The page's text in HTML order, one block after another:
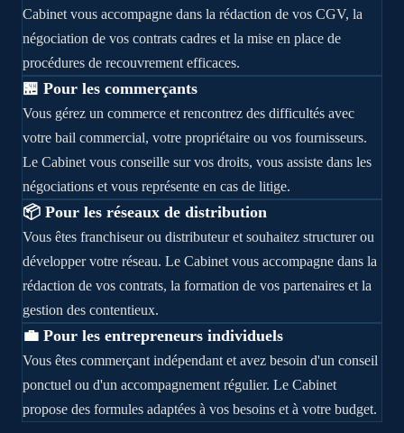
Cabinet vous accompagne dans la rédaction de vos CGV, la
négociation de vos contrats cadres et la mise en place de
procédures de recouvrement efficaces.
🏪 Pour les commerçants
Vous gérez un commerce et rencontrez des difficultés avec
votre bail commercial, votre propriétaire ou vos fournisseurs.
Le Cabinet vous conseille sur vos droits, vous assiste dans les
négociations et vous représente en cas de litige.
📦 Pour les réseaux de distribution
Vous êtes franchiseur ou distributeur et souhaitez structurer ou
développer votre réseau. Le Cabinet vous accompagne dans la
rédaction de vos contrats, la formation de vos partenaires et la
gestion des contentieux.
💼 Pour les entrepreneurs individuels
Vous êtes commerçant indépendant et avez besoin d'un conseil
ponctuel ou d'un accompagnement régulier. Le Cabinet
propose des formules adaptées à vos besoins et à votre budget.